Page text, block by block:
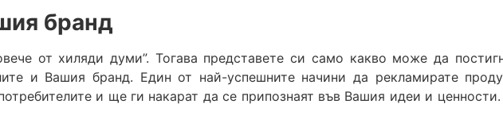
бранд
от хиляди думи”. Тогава представете си само какво може да
и Вашия бранд. Един от най-успешните начини да рекламирате
и ще ги накарат да се припознаят във Вашия идеи и